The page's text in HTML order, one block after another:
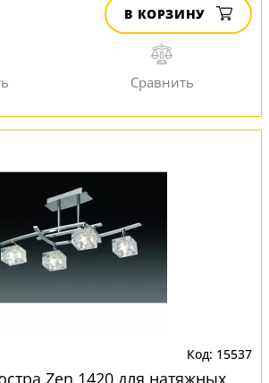
В КОРЗИНУ
15537
Zen 1420 для натяжных